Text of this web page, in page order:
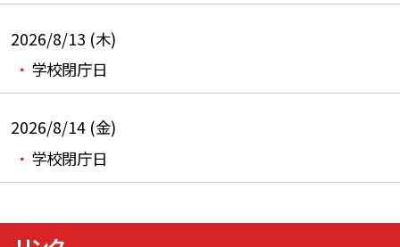
2026/8/13 (木)
学校閉庁日
2026/8/14 (金)
学校閉庁日